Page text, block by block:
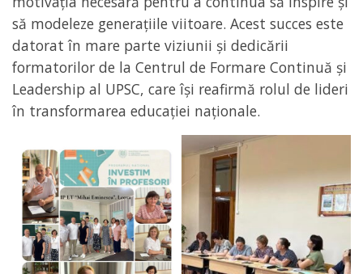
să modeleze generațiile viitoare. Acest succes este
datorat în mare parte viziunii și dedicării
formatorilor de la Centrul de Formare Continuă și
Leadership al UPSC, care își reafirmă rolul de lideri
în transformarea educației naționale.